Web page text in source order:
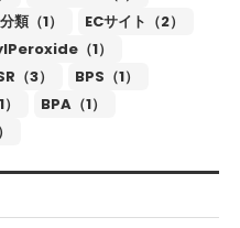
類（1）
ECサイト（2）
（1）
（3）
BPS（1）
BPA（1）